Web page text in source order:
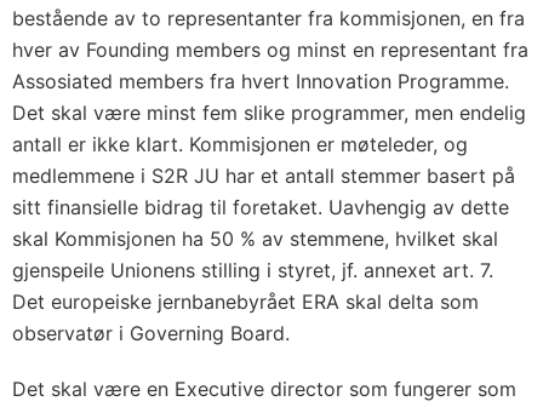
bestående av to representanter fra kommisjonen, en fra
hver av Founding members og minst en representant fra
Assosiated members fra hvert Innovation Programme.
Det skal være minst fem slike programmer, men endelig
antall er ikke klart. Kommisjonen er møteleder, og
medlemmene i S2R JU har et antall stemmer basert på
sitt finansielle bidrag til foretaket. Uavhengig av dette
skal Kommisjonen ha 50 % av stemmene, hvilket skal
gjenspeile Unionens stilling i styret, jf. annexet art. 7.
Det europeiske jernbanebyrået ERA skal delta som
observatør i Governing Board.
Det skal være en Executive director som fungerer som